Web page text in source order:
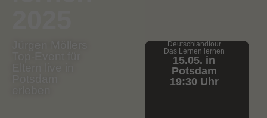
Deutschlandtour
Das Lernen lernen
15.05. in
Potsdam
19:30 Uhr